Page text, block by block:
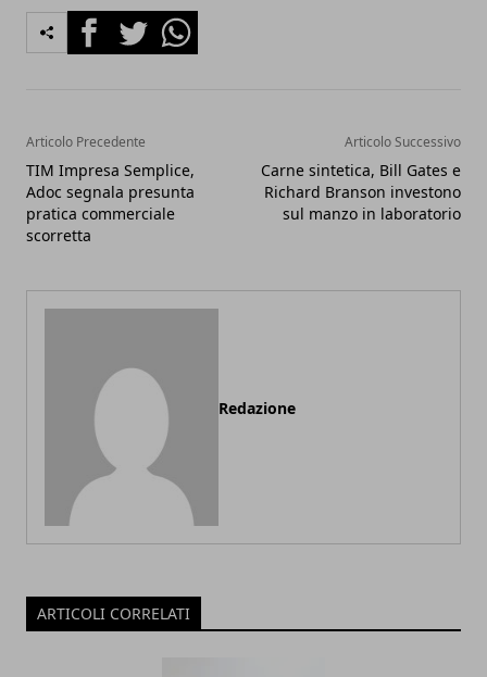
FacebookTwitterWhatsapp
Articolo Precedente
TIM Impresa Semplice,
Adoc segnala presunta
pratica commerciale
scorretta
Articolo Successivo
Carne sintetica, Bill Gates e
Richard Branson investono
sul manzo in laboratorio
Redazione
ARTICOLI CORRELATI